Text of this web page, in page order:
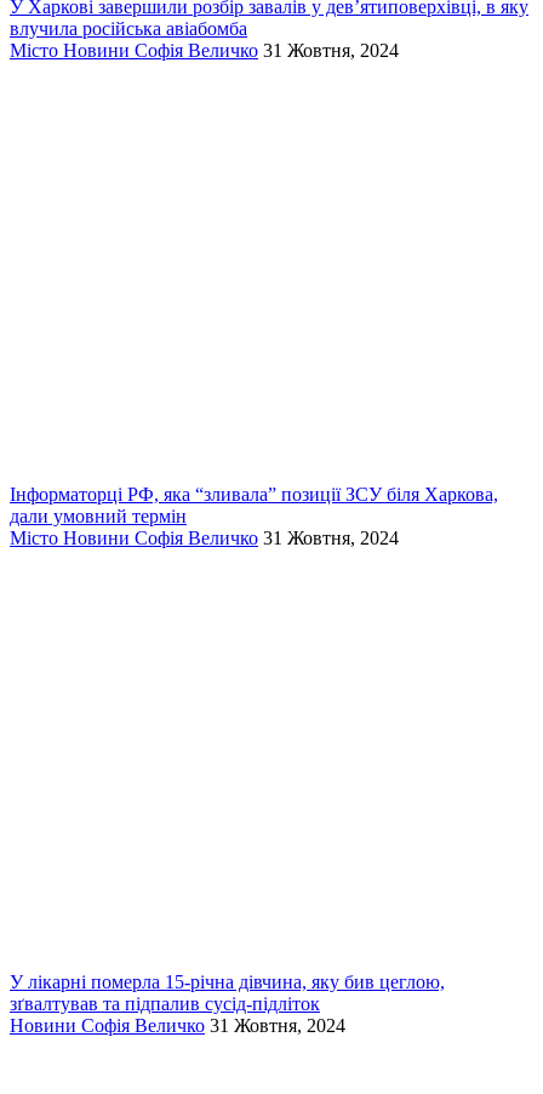
У Харкові завершили розбір завалів у дев’ятиповерхівці, в яку
влучила російська авіабомба
Місто Новини Софія Величко 31 Жовтня, 2024
Інформаторці РФ, яка “зливала” позиції ЗСУ біля Харкова,
дали умовний термін
Місто Новини Софія Величко 31 Жовтня, 2024
У лікарні померла 15-річна дівчина, яку бив цеглою,
зґвалтував та підпалив сусід-підліток
Новини Софія Величко 31 Жовтня, 2024